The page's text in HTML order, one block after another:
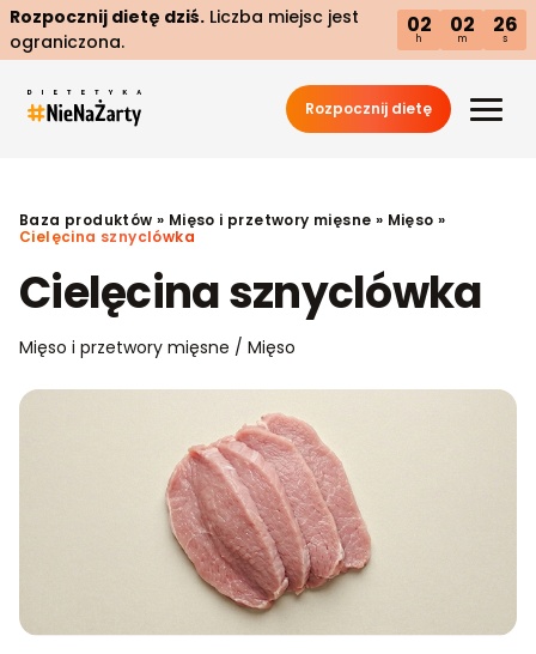
Rozpocznij dietę dziś. Liczba miejsc jest
ograniczona.
02
h
02
m
25
s
Rozpocznij dietę
Baza produktów » Mięso i przetwory mięsne » Mięso »
Cielęcina sznyclówka
Cielęcina sznyclówka
Mięso i przetwory mięsne / Mięso